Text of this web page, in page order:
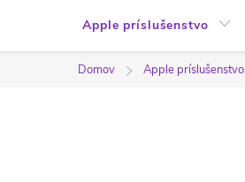
Apple príslušenstvo
Domov Apple príslušenstvo